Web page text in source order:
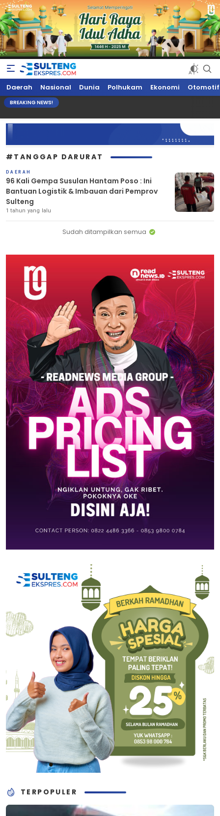
Sultengekspres.com
Berita Seputar Sulteng Hari Ini, Update Terkini, Suaranya Rakyat
Sulteng
Daerah Nasional Dunia Polhukam Ekonomi Otomotif
BREAKING NEWS!
#TANGGAP DARURAT
DAERAH
96 Kali Gempa Susulan Hantam Poso : Ini
Bantuan Logistik & Imbauan dari Pemprov
Sulteng
1 tahun yang lalu
Sudah ditampilkan semua
TERPOPULER